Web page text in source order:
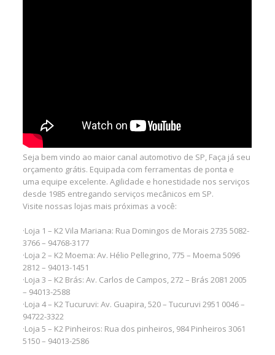
Seja bem vindo ao maior canal automotivo de SP, Faça já seu
orçamento grátis. Equipada com ferramentas de ponta e
uma equipe excelente. Agilidade e honestidade nos serviços
desde 1985 entregando serviços mecânicos em SP.
Visite nossas lojas mais próximas a você:
·Loja 1 – K2 Vila Mariana: Rua Domingos de Morais 2735 5082-
3766 – 94768-3177
·Loja 2 – K2 Moema: Av. Hélio Pellegrino, 775 – Moema 5096
2812 – 94013-1451
·Loja 3 – K2 Brás: Av. Carlos de Campos, 272 – Brás 2081 2005
– 94013-2588
·Loja 4 – K2 Tucuruvi: Av. Guapira, 520 – Tucuruvi 2951 0046 –
94722-3322
·Loja 5 – K2 Pinheiros: Rua dos pinheiros, 984 Pinheiros 3061
5150 – 94013-2586